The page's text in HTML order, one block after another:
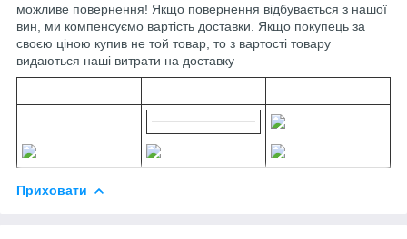
можливе повернення! Якщо повернення відбувається з нашої
вин, ми компенсуємо вартість доставки. Якщо покупець за
своєю ціною купив не той товар, то з вартості товару
видаються наші витрати на доставку
Приховати